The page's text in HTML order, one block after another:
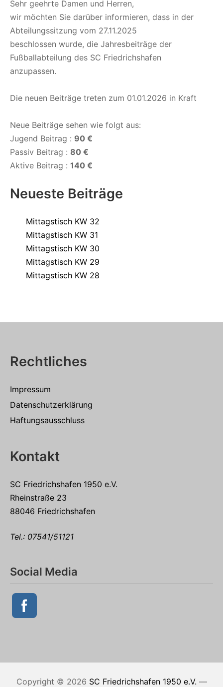
Sehr geehrte Damen und Herren,
wir möchten Sie darüber informieren, dass in der
Abteilungssitzung vom 27.11.2025
beschlossen wurde, die Jahresbeiträge der
Fußballabteilung des SC Friedrichshafen
anzupassen.
Die neuen Beiträge treten zum 01.01.2026 in Kraft
Neue Beiträge sehen wie folgt aus:
Jugend Beitrag : 90 €
Passiv Beitrag : 80 €
Aktive Beitrag : 140 €
Neueste Beiträge
Mittagstisch KW 32
Mittagstisch KW 31
Mittagstisch KW 30
Mittagstisch KW 29
Mittagstisch KW 28
Rechtliches
Impressum
Datenschutzerklärung
Haftungsausschluss
Kontakt
SC Friedrichshafen 1950 e.V.
Rheinstraße 23
88046 Friedrichshafen
Tel.: 07541/51121
Social Media
Copyright © 2026 SC Friedrichshafen 1950 e.V. —